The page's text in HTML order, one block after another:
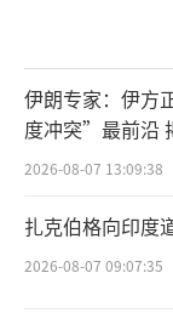
伊朗专家：伊方
度冲突”最前沿
2026-08-07 13:09:38
扎克伯格向印度
2026-08-07 09:07:35